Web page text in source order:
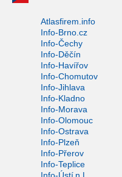
Atlasfirem.info
Info-Brno.cz
Info-Čechy
Info-Děčín
Info-Havířov
Info-Chomutov
Info-Jihlava
Info-Kladno
Info-Morava
Info-Olomouc
Info-Ostrava
Info-Plzeň
Info-Přerov
Info-Teplice
Info-Ústí n.L.